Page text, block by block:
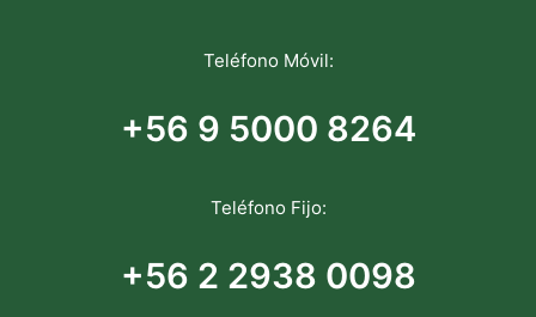
Teléfono Móvil:
+56 9 5000 8264
Teléfono Fijo:
+56 2 2938 0098